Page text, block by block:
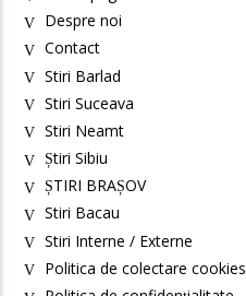
Despre noi
Contact
Stiri Barlad
Stiri Suceava
Stiri Neamt
Știri Sibiu
ȘTIRI BRAȘOV
Stiri Bacau
Stiri Interne / Externe
Politica de colectare cookies